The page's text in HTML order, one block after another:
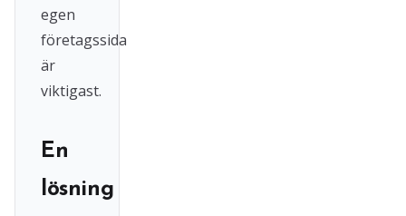
egen
företagssida
är
viktigast.
En
lösning